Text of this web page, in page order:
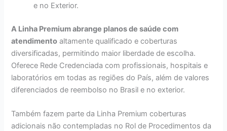
e no Exterior.
A Linha Premium abrange planos de saúde com
atendimento altamente qualificado e coberturas
diversificadas, permitindo maior liberdade de escolha.
Oferece Rede Credenciada com profissionais, hospitais e
laboratórios em todas as regiões do País, além de valores
diferenciados de reembolso no Brasil e no exterior.
Também fazem parte da Linha Premium coberturas
adicionais não contempladas no Rol de Procedimentos da